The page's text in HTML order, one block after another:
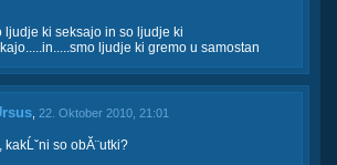
ljudje ki seksajo in so ljudje ki
ljudje ki gremo u samostan
22. Oktober 2010, 21:01
kakĹˇni so obĂ¨utki?